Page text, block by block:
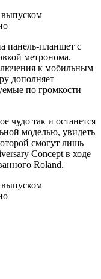
панель-планшет с
метронома.
к мобильным
дополняет
по громкости
чудо так и останется
моделью, увидеть
смогут лишь
Concept в ходе
Roland.